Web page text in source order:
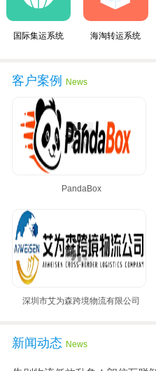
黄金8月，朗信再次
国际集运系统 海淘转运系统
客户案例 News
PandaBox
深圳市艾为森跨境物流有限公司
新闻动态 News